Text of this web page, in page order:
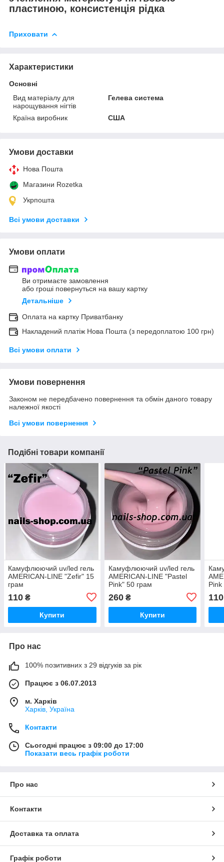
пластиною, консистенція рідка
Приховати
Характеристики
Основні
Вид матеріалу для
нарощування нігтів
Гелева система
Країна виробник США
Умови доставки
Нова Пошта
Магазини Rozetka
Укрпошта
Всі умови доставки
Умови оплати
Ви отримаєте замовлення
або гроші повернуться на вашу картку
Детальніше
Оплата на картку Приватбанку
Накладений платіж Нова Пошта (з передоплатою 100 грн)
Всі умови оплати
Умови повернення
Законом не передбачено повернення та обмін даного товару
належної якості
Всі умови повернення
Подібні товари компанії
Камуфлюючий uv/led гель
AMERICAN-LINE "Zefir" 15
грам
110 ₴
Купити
Камуфлюючий uv/led гель
AMERICAN-LINE "Pastel
Pink" 50 грам
260₴
Купити
110
Про нас
100% позитивних з 29 відгуків за рік
Працює з 06.07.2013
м. Харків
Харків, Україна
Контакти
Сьогодні працює з 09:00 до 17:00
Показати весь графік роботи
Про нас
Контакти
Доставка та оплата
Графік роботи